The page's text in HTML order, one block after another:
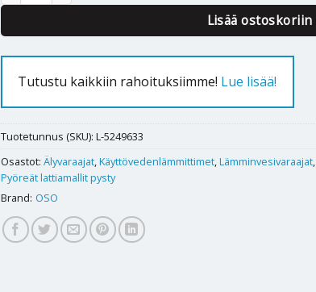
Lisää ostoskoriin
Tutustu kaikkiin rahoituksiimme! Lue lisää!
Tuotetunnus (SKU): L-5249633
Osastot: Älyvaraajat,Käyttövedenlämmittimet,Lämminvesivaraajat,
Pyöreät lattiamallit pysty
Brand: OSO